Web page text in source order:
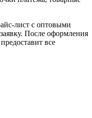
лист с оптовыми
После оформления
все